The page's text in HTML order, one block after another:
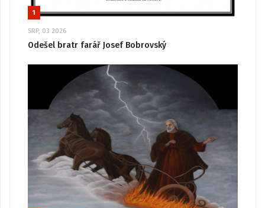
1
SRP, 03 2026
Odešel bratr farář Josef Bobrovský